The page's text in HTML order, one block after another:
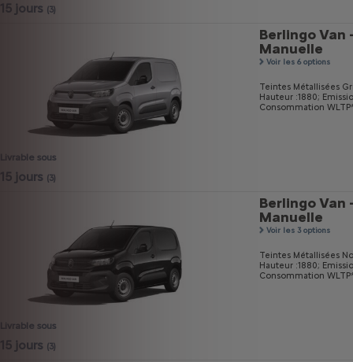
15 jours (3)
Livrable sous
15 jours (3)
Berlingo Van
Manuelle
Voir les 6 options
Teintes Métallisées
Hauteur :1880;
Consommation
Livrable sous
15 jours (3)
Berlingo Van
Manuelle
Voir les 3 options
Teintes Métallisées
Hauteur :1880;
Consommation